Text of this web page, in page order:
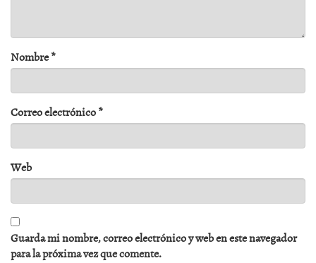
Nombre*
Correo electrónico*
Web
Guarda mi nombre, correo electrónico y web en este navegador
para la próxima vez que comente.